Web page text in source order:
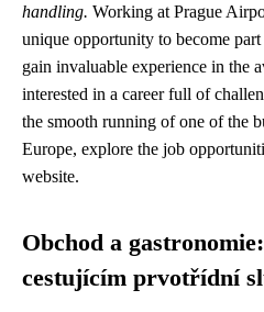
handling. Working at Prague
unique opportunity to become
gain invaluable experience in the
interested in a career full of
the smooth running of one of the
Europe, explore the job
website.
Obchod a
cestujícím prvotřídní